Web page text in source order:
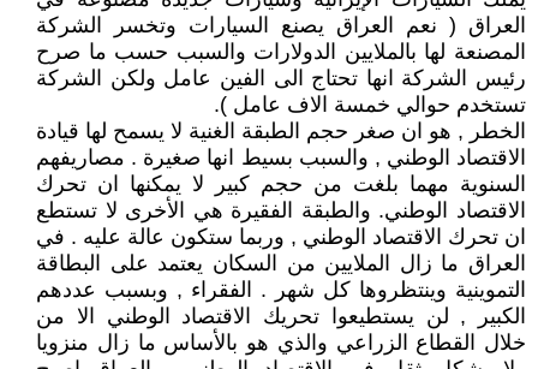
العراق ( نعم العراق يصنع السيارات وتخسر الشركة
المصنعة لها بالملايين الدولارات والسبب حسب ما صرح
رئيس الشركة انها تحتاج الى الفين عامل ولكن الشركة
تستخدم حوالي خمسة الاف عامل ).
الخطر , هو ان صغر حجم الطبقة الغنية لا يسمح لها قيادة
الاقتصاد الوطني , والسبب بسيط انها صغيرة . مصاريفهم
السنوية مهما بلغت من حجم كبير لا يمكنها ان تحرك
الاقتصاد الوطني. والطبقة الفقيرة هي الأخرى لا تستطع
ان تحرك الاقتصاد الوطني , وربما ستكون عالة عليه . في
العراق ما زال الملايين من السكان يعتمد على البطاقة
التموينية وينتظروها كل شهر . الفقراء , وبسبب عددهم
الكبير , لن يستطيعوا تحريك الاقتصاد الوطني الا من
خلال القطاع الزراعي والذي هو بالأساس ما زال منزويا